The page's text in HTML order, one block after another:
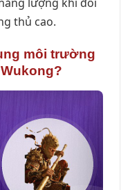
thủ cao.
môi trường
?